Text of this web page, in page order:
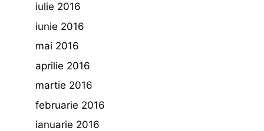
iulie 2016
iunie 2016
mai 2016
aprilie 2016
martie 2016
februarie 2016
ianuarie 2016